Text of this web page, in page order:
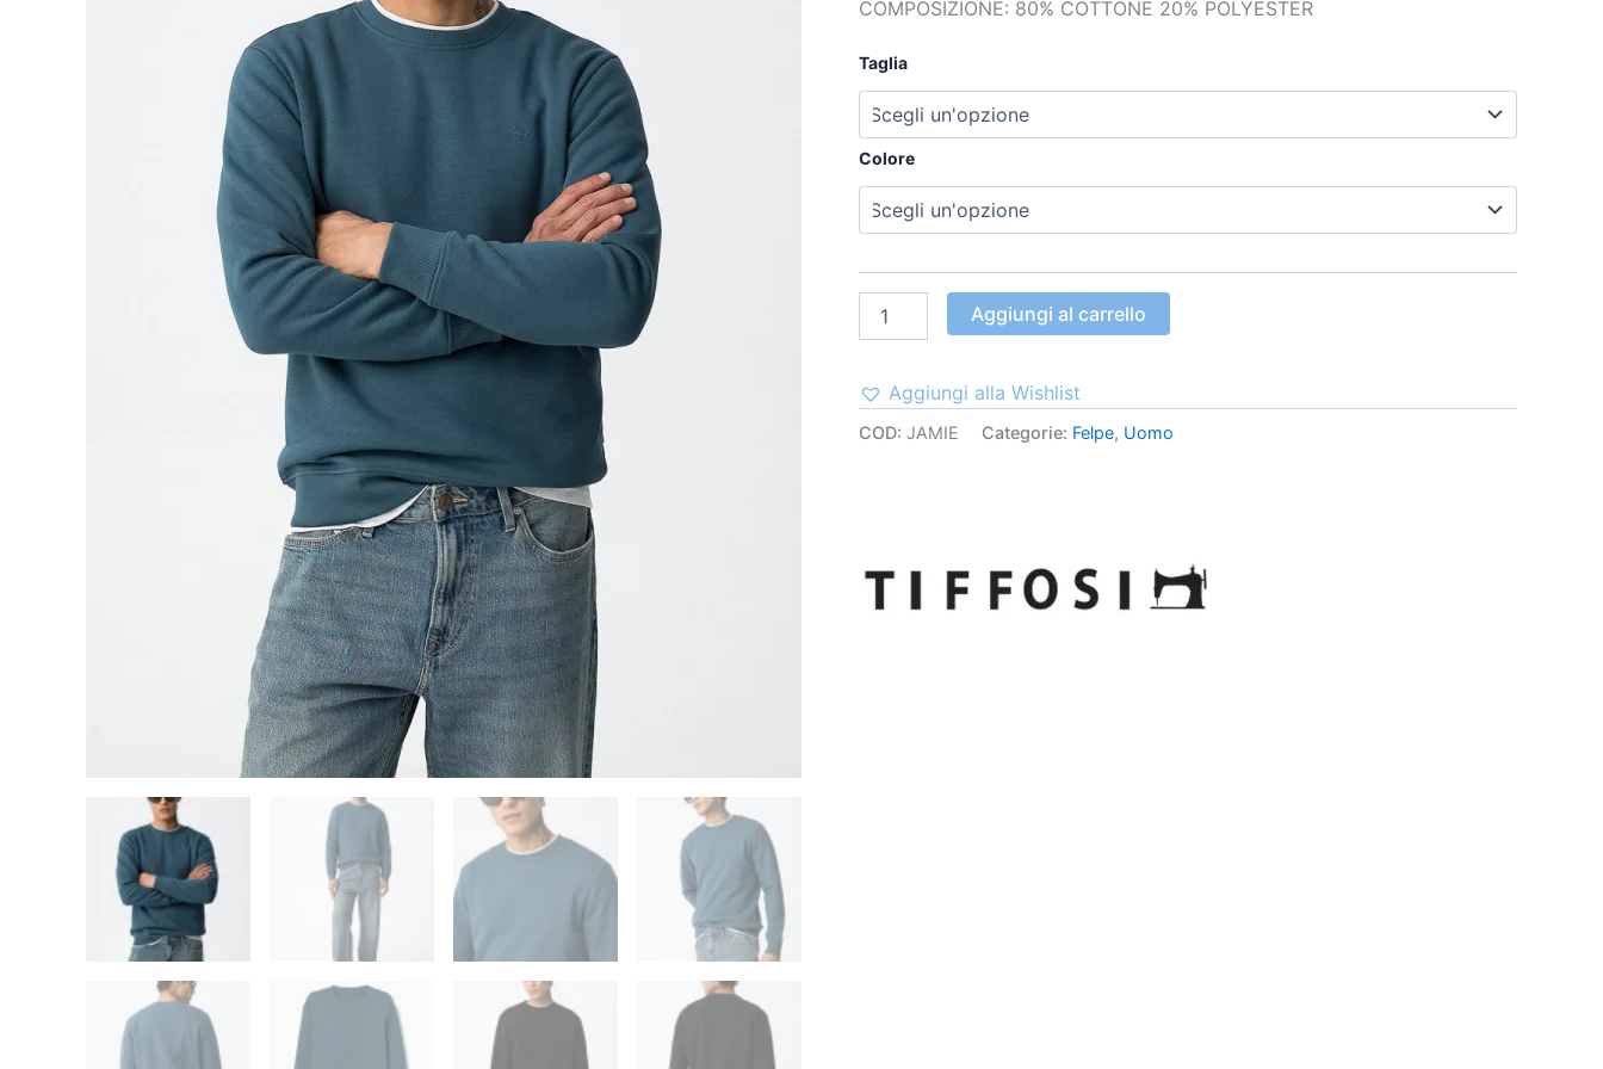
COMPOSIZIONE: 80% COTTONE 20% POLYESTER
Taglia
Colore
Aggiungi al carrello
Aggiungi alla Wishlist
COD: JAMIE Categorie: Felpe, Uomo